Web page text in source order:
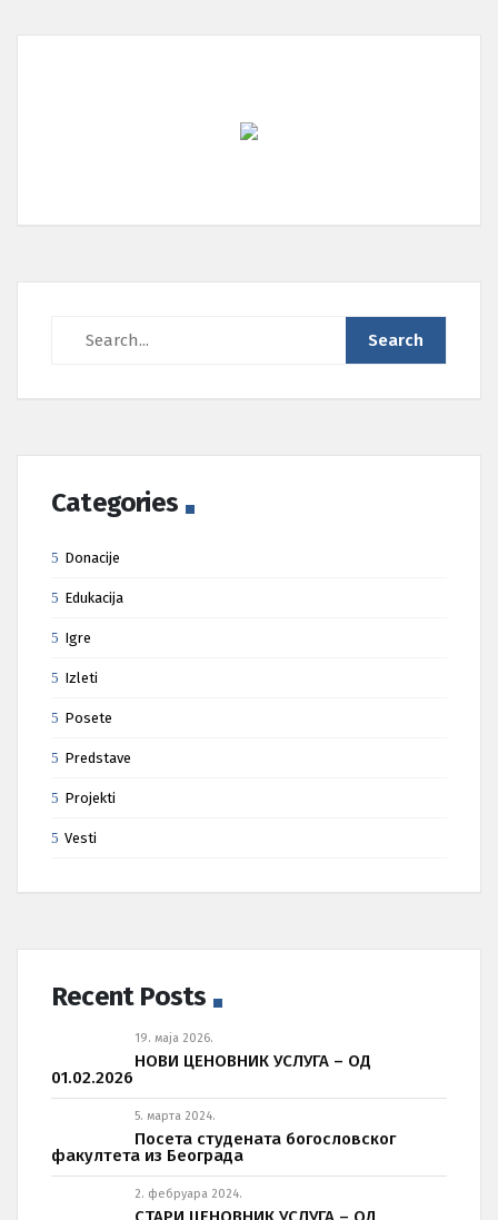
Categories
Donacije
Edukacija
Igre
Izleti
Posete
Predstave
Projekti
Vesti
Recent Posts
19. маја 2026.
НОВИ ЦЕНОВНИК УСЛУГА – ОД
01.02.2026
5. марта 2024.
Посета студената богословског
факултета из Београда
2. фебруара 2024.